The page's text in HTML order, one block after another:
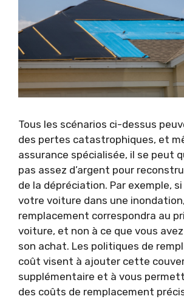
Tous les scénarios ci-dessus
des pertes catastrophiques, et
assurance spécialisée, il se peut
pas assez d’argent pour
de la dépréciation. Par exemple,
votre voiture dans une
remplacement correspondra au
voiture, et non à ce que vous
son achat. Les politiques de
coût visent à ajouter cette
supplémentaire et à vous
des coûts de remplacement